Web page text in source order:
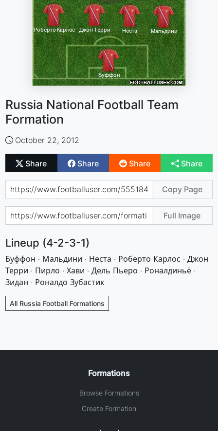
Russia National Football Team
Formation
October 22, 2012
Share Share Share Share
Copy Page
Full Image
Lineup (4-2-3-1)
Буффон · Мальдини · Неста · Роберто Карлос · Джон
Терри · Пирло · Хави · Дель Пьеро · Роналдиньё ·
Зидан · Роналдо Зубастик
All Russia Football Formations
Formations
Browse Formations
Create Formation